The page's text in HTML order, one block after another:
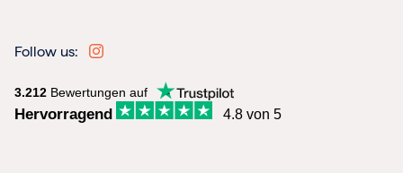
Follow us:
3.212 Bewertungen auf
Hervorragend 4.8 von 5